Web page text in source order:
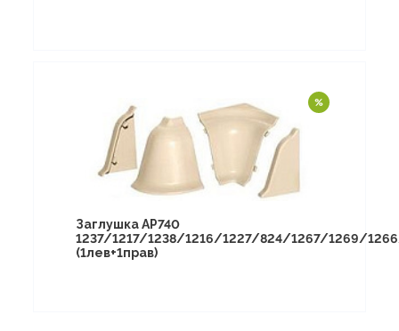
Заглушка АР740
1237/1217/1238/1216/1227/824/1267/1269/
(1лев+1прав)